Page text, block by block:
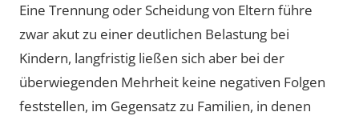
Eine Trennung oder Scheidung von Eltern führe
zwar akut zu einer deutlichen Belastung bei
Kindern, langfristig ließen sich aber bei der
überwiegenden Mehrheit keine negativen Folgen
feststellen, im Gegensatz zu Familien, in denen